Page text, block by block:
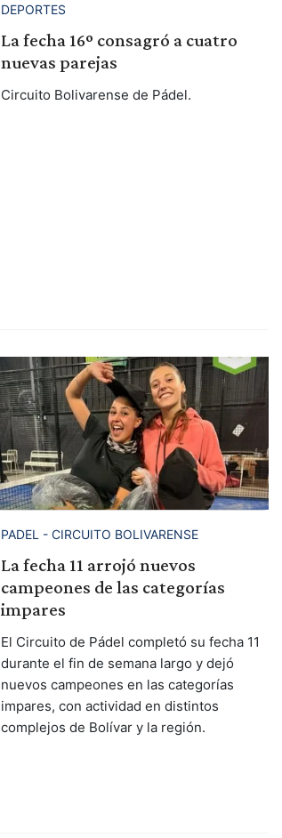
DEPORTES
La fecha 16º consagró a cuatro
nuevas parejas
Circuito Bolivarense de Pádel.
PADEL - CIRCUITO BOLIVARENSE
La fecha 11 arrojó nuevos
campeones de las categorías
impares
El Circuito de Pádel completó su fecha 11
durante el fin de semana largo y dejó
nuevos campeones en las categorías
impares, con actividad en distintos
complejos de Bolívar y la región.